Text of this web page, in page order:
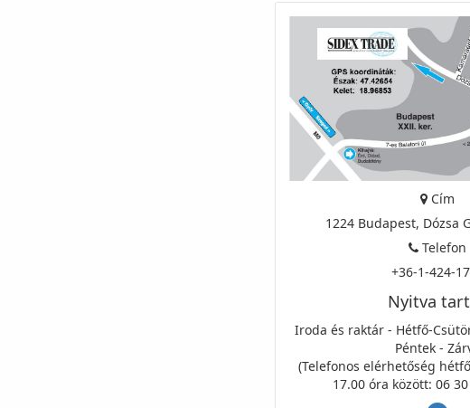
Cím
1224 Budapest, Dózsa
Telefon
+36-1-424-
Nyitva
Iroda és raktár - Hétfő-
Péntek -
(Telefonos elérhetőség
17.00 óra között: 06